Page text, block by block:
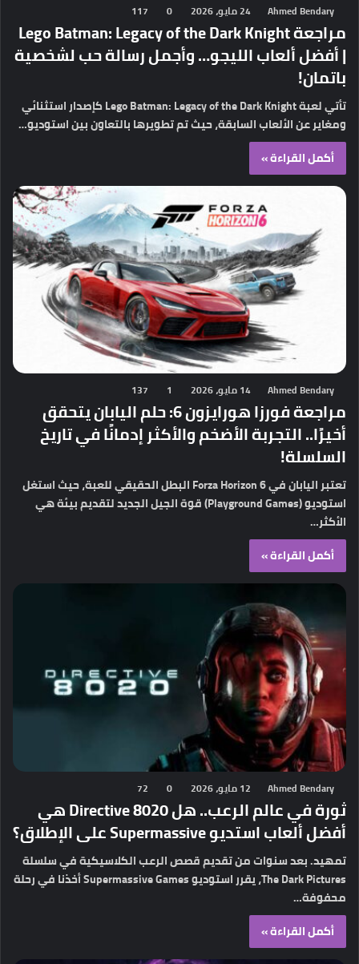
Ahmed Bendary 24 مايو، 2026 0
117
مراجعة Lego Batman: Legacy of the Dark Knight
| أفضل ألعاب الليجو… وأجمل رسالة حب لشخصية
باتمان!
تأتي لعبة Lego Batman: Legacy of the Dark Knight كإصدار استثنائي
ومغاير عن الألعاب السابقة، حيث تم تطويرها بالتعاون بين استوديو…
أكمل القراءة »
Ahmed Bendary 14 مايو، 2026 1
137
مراجعة فورزا هورايزون 6: حلم اليابان يتحقق
أخيرًا.. التجربة الأضخم والأكثر إدمانًا في تاريخ
السلسلة!
تعتبر اليابان في Forza Horizon 6 البطل الحقيقي للعبة، حيث استغل
استوديو (Playground Games) قوة الجيل الجديد لتقديم بيئة هي
الأكثر…
أكمل القراءة »
Ahmed Bendary 12 مايو، 2026 0
72
ثورة في عالم الرعب.. هل Directive 8020 هي
أفضل ألعاب استديو Supermassive على الإطلاق؟
تمهيد. بعد سنوات من تقديم قصص الرعب الكلاسيكية في سلسلة
The Dark Pictures، يقرر استوديو Supermassive Games أخذنا في رحلة
محفوفة…
أكمل القراءة »